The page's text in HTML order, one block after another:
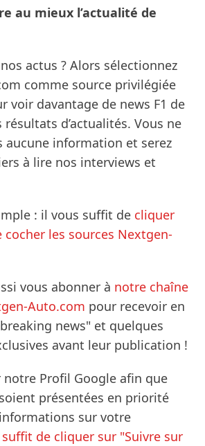
au mieux l’actualité de
actus ? Alors sélectionnez
comme source privilégiée
voir davantage de news F1 de
résultats d’actualités. Vous ne
aucune information et serez
à lire nos interviews et
: il vous suffit de cliquer
cocher les sources Nextgen-
vous abonner à notre chaîne
Auto.com pour recevoir en
news" et quelques
avant leur publication !
notre Profil Google afin que
présentées en priorité
sur votre
de cliquer sur "Suivre sur